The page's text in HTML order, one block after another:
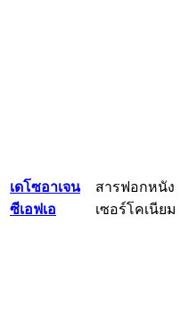
เดโซอาเจน
ซีเอฟเอ
สารฟอกหนัง
เซอร์โคเนียม